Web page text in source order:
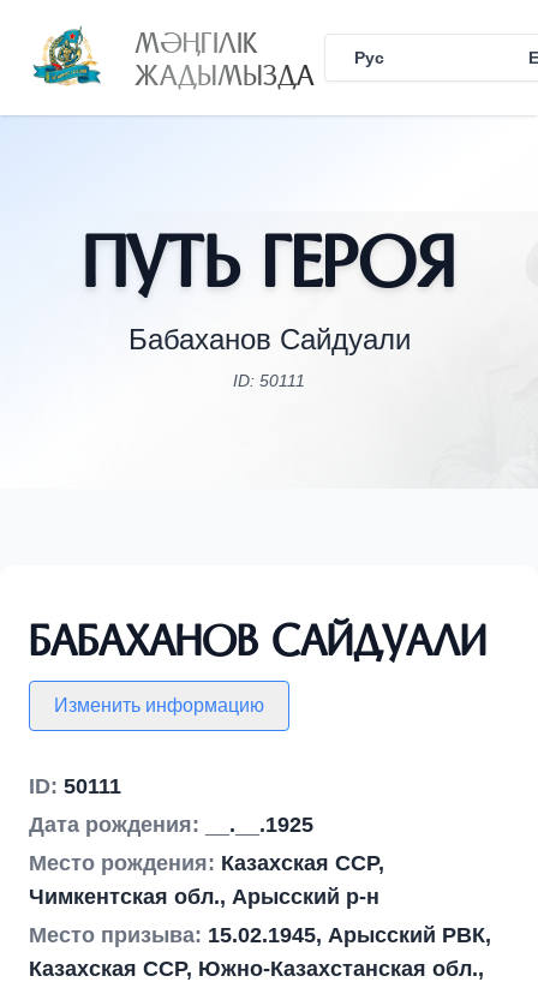
МӘҢГІЛІК
ЖАДЫМЫЗДА Рус
Путь Героя
Бабаханов Сайдуали
ID: 50111
Бабаханов Сайдуали
Изменить информацию
ID: 50111
Дата рождения:
__.__.1925
Место рождения: Казахская ССР,
Чимкентская обл., Арысский р-н
Место призыва: 15.02.1945, Арысский РВК,
Казахская ССР, Южно-Казахстанская обл.,